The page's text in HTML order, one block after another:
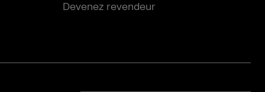
Devenez revendeur